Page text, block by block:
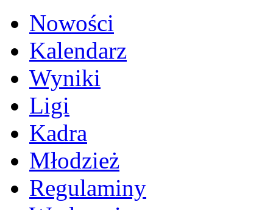
Nowości
Kalendarz
Wyniki
Ligi
Kadra
Młodzież
Regulaminy